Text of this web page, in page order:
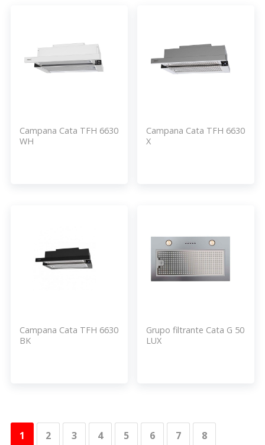
Campana Cata TFH 6630
WH
Campana Cata TFH 6630
X
Campana Cata TFH 6630
BK
Grupo filtrante Cata G 50
LUX
1 2 3 4 5 6 7 8